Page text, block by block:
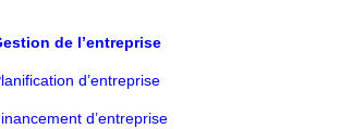
de l’entreprise
d’entreprise
d’entreprise